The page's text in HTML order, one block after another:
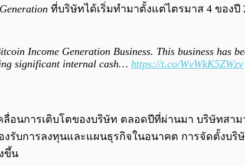
ที่บริษัทได้เริ่มทำมาตั้งแต่ไตรมาส 4 ของปี
Income Generation Business. This business has
significant internal cash… https://t.co/WvWkK5ZWzv
คลื่อนการเติบโตของบริษัท ตลอดปีที่ผ่านมา บริษัทสา
รับการลงทุนและแผนธุรกิจในอนาคต การจัดตั้งบริ
ขึ้น